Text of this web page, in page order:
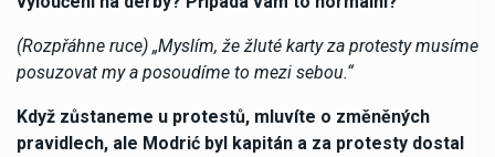
(Rozpřáhne ruce) „Myslím, že žluté karty za protesty musíme
posuzovat my a posoudíme to mezi sebou.“
Když zůstaneme u protestů, mluvíte o změněných
pravidlech, ale Modrić byl kapitán a za protesty dostal